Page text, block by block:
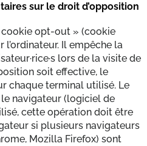
sur le droit d’opposition
opt-out » (cookie
l’ordinateur. Il empêche la
lors de la visite de
soit effective, le
chaque terminal utilisé. Le
navigateur (logiciel de
cette opération doit être
si plusieurs navigateurs
Mozilla Firefox) sont